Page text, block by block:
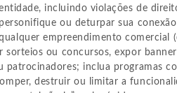
incluindo violações de
ou deturpar sua
empreendimento
sorteios ou concursos, expor
patrocinadores; inclua programas
destruir ou limitar a